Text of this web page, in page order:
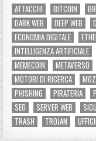
ATTACCHI BITCOIN
DARK WEB
DEEP WEB
ECONOMIA DIGITALE
INTELLIGENZA ARTIFICIALE
MEMECOIN
METAVERSO
MOTORI DI RICERCA
PHISHING
PIRATERIA
SEO
SERVER WEB
TRASH
TROJAN